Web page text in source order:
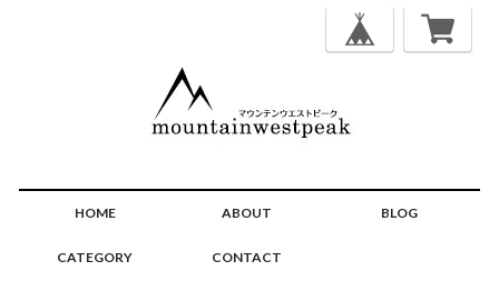
HOME ABOUT BLOG
CATEGORY CONTACT